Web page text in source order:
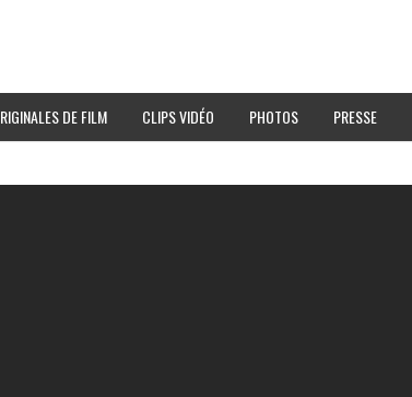
DE FILM CLIPS VIDÉO PHOTOS PRESSE